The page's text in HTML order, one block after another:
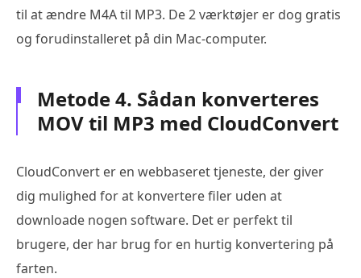
til at ændre M4A til MP3. De 2 værktøjer er dog gratis
og forudinstalleret på din Mac-computer.
Metode 4. Sådan konverteres
MOV til MP3 med CloudConvert
CloudConvert er en webbaseret tjeneste, der giver
dig mulighed for at konvertere filer uden at
downloade nogen software. Det er perfekt til
brugere, der har brug for en hurtig konvertering på
farten.